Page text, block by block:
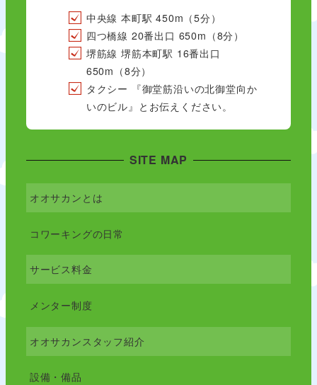
中央線 本町駅 450m（5分）
四つ橋線 20番出口 650m（8分）
堺筋線 堺筋本町駅 16番出口
650m（8分）
タクシー 『御堂筋沿いの北御堂向か
いのビル』とお伝えください。
SITE MAP
オオサカンとは
コワーキングの日常
サービス料金
メンター制度
オオサカンスタッフ紹介
設備・備品